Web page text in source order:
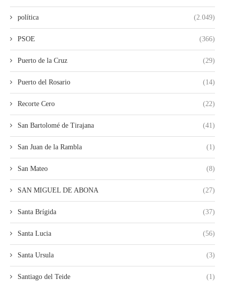
política (2.049)
PSOE (366)
Puerto de la Cruz (29)
Puerto del Rosario (14)
Recorte Cero (22)
San Bartolomé de Tirajana (41)
San Juan de la Rambla (1)
San Mateo (8)
SAN MIGUEL DE ABONA (27)
Santa Brígida (37)
Santa Lucia (56)
Santa Ursula (3)
Santiago del Teide (1)